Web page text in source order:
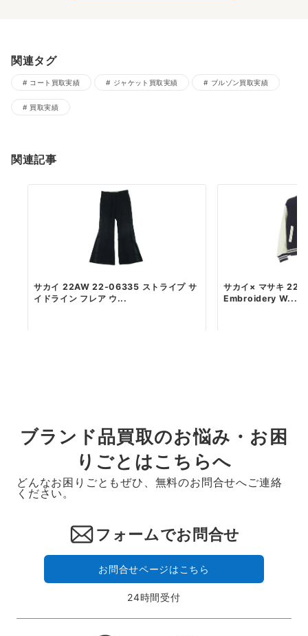
関連タグ
コート買取実績 ジャケット買取実績 ブルゾン買取実績
買取実績
関連記事
サカイ 22AW 22-06335 ストライプ サ
イドライン フレア ウ...
サカイ× マサキ
Embroidery W...
ブランド品買取のお悩み・お困
りごとはこちらへ
どんなお困りごともぜひ、無料のお問合せへご連絡
ください。
フォームでお問合せ
お問合せページはこちら
24時間受付